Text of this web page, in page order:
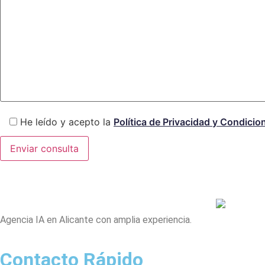
He leído y acepto la Política de Privacidad y
Agencia IA en Alicante con amplia experiencia.
Contacto Rápido